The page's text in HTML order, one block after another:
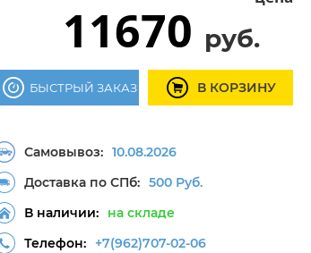
11670 руб.
БЫСТРЫЙ ЗАКАЗ В КОРЗИНУ
Самовывоз: 10.08.2026
Доставка по СПб: 500 Руб.
В наличии:
на складе
Телефон:
+7(962)707-02-06